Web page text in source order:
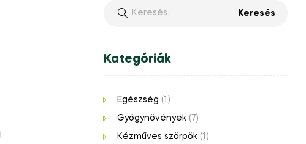
Kategóriák
Egészség (1)
Gyógynövények(7)
Kézműves szörpök(1)